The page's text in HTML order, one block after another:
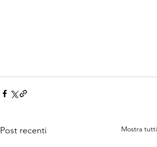
Post recenti Mostra tutti